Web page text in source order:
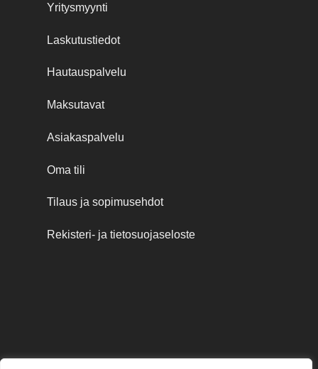
Yritysmyynti
Laskutustiedot
Hautauspalvelu
Maksutavat
Asiakaspalvelu
Oma tili
Tilaus ja sopimusehdot
Rekisteri- ja tietosuojaseloste